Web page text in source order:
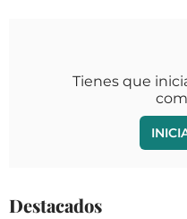
Tienes que
Destacados